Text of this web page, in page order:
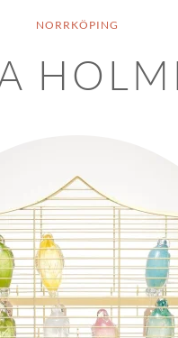
NORRKÖPING